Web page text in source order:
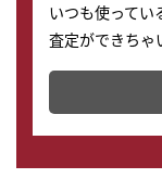
いつも使ってい
査定ができちゃ
どこからでもす